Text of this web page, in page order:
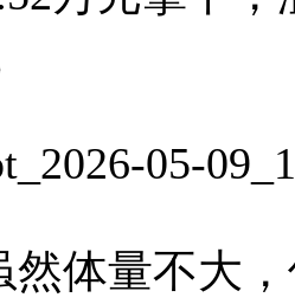
然体量不大